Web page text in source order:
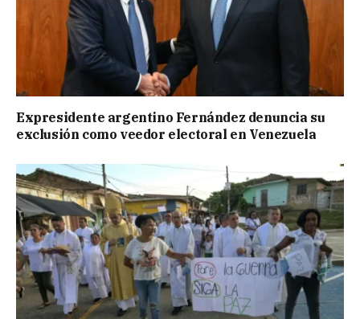
Expresidente argentino Fernández denuncia su
exclusión como veedor electoral en Venezuela